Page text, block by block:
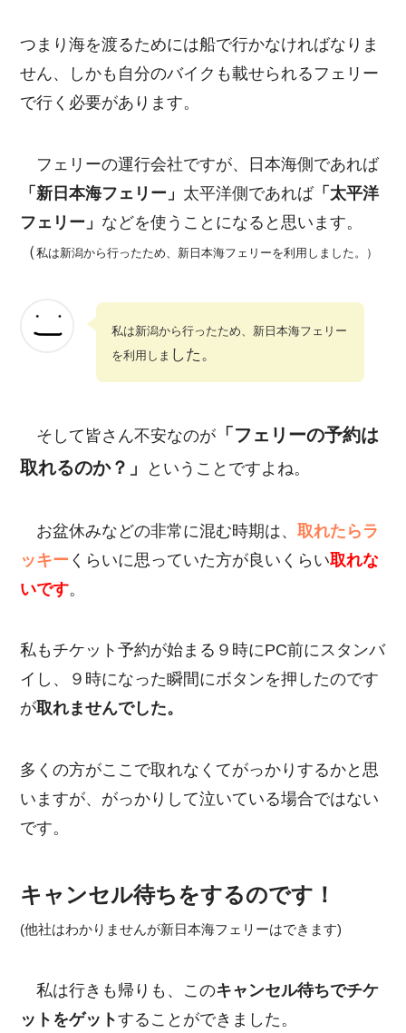
つまり海を渡るためには船で行かなければなりま
せん、しかも自分のバイクも載せられるフェリー
で行く必要があります。
フェリーの運行会社ですが、日本海側であれば
「新日本海フェリー」 太平洋側であれば「太平洋
フェリー」 などを使うことになると思います。
（私は新潟から行ったため、新日本海フェリーを利用しました。）
私は新潟から行ったため、新日本海フェリー
を利用しま した。
そして皆さん不安なのが 「フェリーの予約は
取れるのか？」
ということですよね。
お盆休みなどの非常に混む時期は、取れたらラ
ッキー くらいに思っていた方が良いくらい取れな
いです。
私もチケット予約が始まる９時にPC前にスタンバ
イし、９時になった瞬間にボタンを押したのです
が取れませんでした。
多くの方がここで取れなくてがっかりするかと思
いますが、がっかりして泣いている場合ではない
です。
キャンセル待ちをするのです！
(他社はわかりませんが新日本海フェリーはできます)
私は行きも帰りも、このキャンセル待ちでチケ
ットをゲットすることができました。